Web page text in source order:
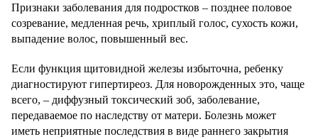
Признаки заболевания для подростков – позднее половое
созревание, медленная речь, хриплый голос, сухость кожи,
выпадение волос, повышенный вес.
Если функция щитовидной железы избыточна, ребенку
диагностируют гипертиреоз. Для новорожденных это, чаще
всего, – диффузный токсический зоб, заболевание,
передаваемое по наследству от матери. Болезнь может
иметь неприятные последствия в виде раннего закрытия